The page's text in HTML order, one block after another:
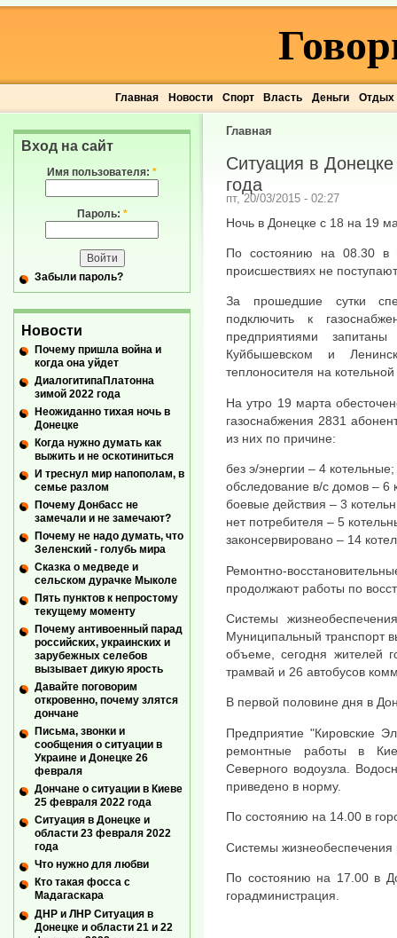
Главная Новости Спорт Власть Деньги Отдых
Главная
Ситуация в
года
пт, 20/03/2015 - 02:27
Ночь в Донецке с 18 на 19
По состоянию на 08.30 в
происшествиях не
За прошедшие сутки
подключить к
предприятиями
Куйбышевском и
теплоносителя на
На утро 19 марта
газоснабжения 2831
из них по причине:
без э/энергии – 4 котельные;
обследование в/с домов – 6
боевые действия – 3
нет потребителя – 5
законсервировано – 14
Ремонтно-
продолжают работы по
Системы
Муниципальный транспорт
объеме, сегодня жителей
трамвай и 26 автобусов
В первой половине дня в
Предприятие "Кировские
ремонтные работы в
Северного водоузла.
приведено в норму.
По состоянию на 14.00 в
Системы
По состоянию на 17.00 в
горадминистрация.
Вход на сайт
Имя пользователя: *
Пароль: *
Забыли пароль?
Новости
Почему пришла война и
когда она уйдет
ДиалогитипаПлатонна
зимой 2022 года
Неожиданно тихая ночь в
Донецке
Когда нужно думать как
выжить и не оскотиниться
И треснул мир напополам, в
семье разлом
Почему Донбасс не
замечали и не замечают?
Почему не надо думать, что
Зеленский - голубь мира
Сказка о медведе и
сельском дурачке Мыколе
Пять пунктов к непростому
текущему моменту
Почему антивоенный парад
российских, украинских и
зарубежных селебов
вызывает дикую ярость
Давайте поговорим
откровенно, почему злятся
дончане
Письма, звонки и
сообщения о ситуации в
Украине и Донецке 26
февраля
Дончане о ситуации в Киеве
25 февраля 2022 года
Ситуация в Донецке и
области 23 февраля 2022
года
Что нужно для любви
Кто такая фосса с
Мадагаскара
ДНР и ЛНР Ситуация в
Донецке и области 21 и 22